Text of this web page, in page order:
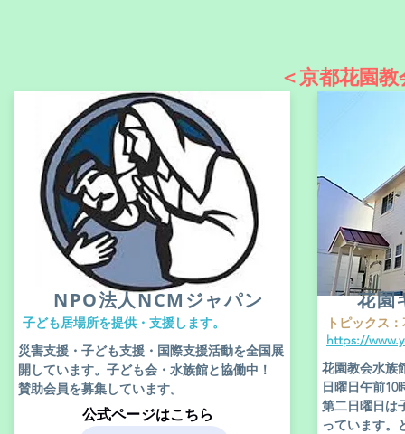
＜京都花園
​NPO法人NCMジャパン
​子ども居場所を提供・支援します。
​災害支援・子ども支援・国際支援活動を全国展
開しています。子ども会・水族館と協働中！
賛助会員を募集しています。
​公式ページはこちら
花園
トピックス
https://
花園教会水族
日曜日午前
第二日曜日は
っています。